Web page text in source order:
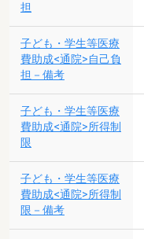
担
子ども・学生等医療
費助成<通院>自己負
担－備考
子ども・学生等医療
費助成<通院>所得制
限
子ども・学生等医療
費助成<通院>所得制
限－備考